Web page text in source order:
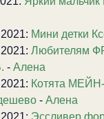
Мини детки
Любителям
- Алена
Котята
- Алена
Эссливер